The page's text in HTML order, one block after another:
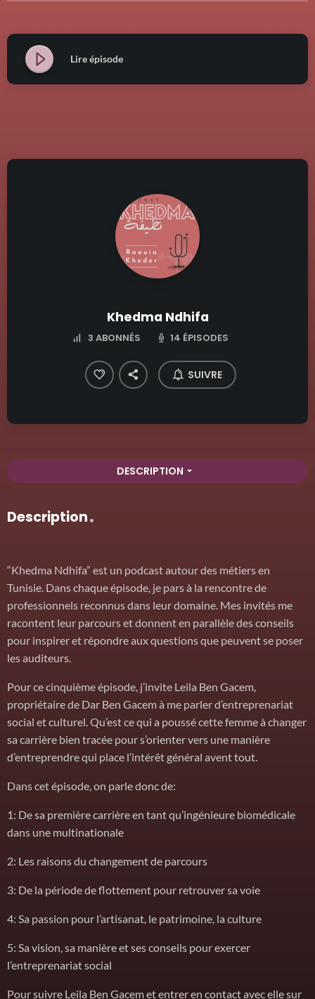
Lire épisode
Khedma Ndhifa
3 ABONNÉS 14 ÉPISODES
SUIVRE
DESCRIPTION arrow_drop_down
Description
“Khedma Ndhifa” est un podcast autour des métiers en
Tunisie. Dans chaque épisode, je pars à la rencontre de
professionnels reconnus dans leur domaine. Mes invités me
racontent leur parcours et donnent en parallèle des conseils
pour inspirer et répondre aux questions que peuvent se poser
les auditeurs.
Pour ce cinquième épisode, j’invite Leila Ben Gacem,
propriétaire de Dar Ben Gacem à me parler d’entreprenariat
social et culturel. Qu’est ce qui a poussé cette femme à changer
sa carrière bien tracée pour s’orienter vers une manière
d’entreprendre qui place l’intérêt général avent tout.
Dans cet épisode, on parle donc de:
1: De sa première carrière en tant qu’ingénieure biomédicale
dans une multinationale
2: Les raisons du changement de parcours
3: De la période de flottement pour retrouver sa voie
4: Sa passion pour l’artisanat, le patrimoine, la culture
5: Sa vision, sa manière et ses conseils pour exercer
l’entreprenariat social
Pour suivre Leila Ben Gacem et entrer en contact avec elle sur